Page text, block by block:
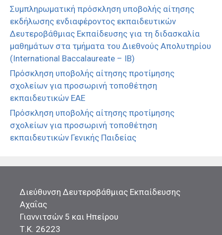
Συμπληρωματική πρόσκληση υποβολής αίτησης
εκδήλωσης ενδιαφέροντος εκπαιδευτικών
Δευτεροβάθμιας Εκπαίδευσης για τη διδασκαλία
μαθημάτων στα τμήματα του Διεθνούς Απολυτηρίου
(International Baccalaureate – IB)
Πρόσκληση υποβολής αίτησης προτίμησης
σχολείων για προσωρινή τοποθέτηση
εκπαιδευτικών ΕΑΕ
Πρόσκληση υποβολής αίτησης προτίμησης
σχολείων για προσωρινή τοποθέτηση
εκπαιδευτικών Γενικής Παιδείας
Διεύθυνση Δευτεροβάθμιας Εκπαίδευσης
Αχαΐας
Γιαννιτσών 5 και Ηπείρου
Τ.Κ. 26223